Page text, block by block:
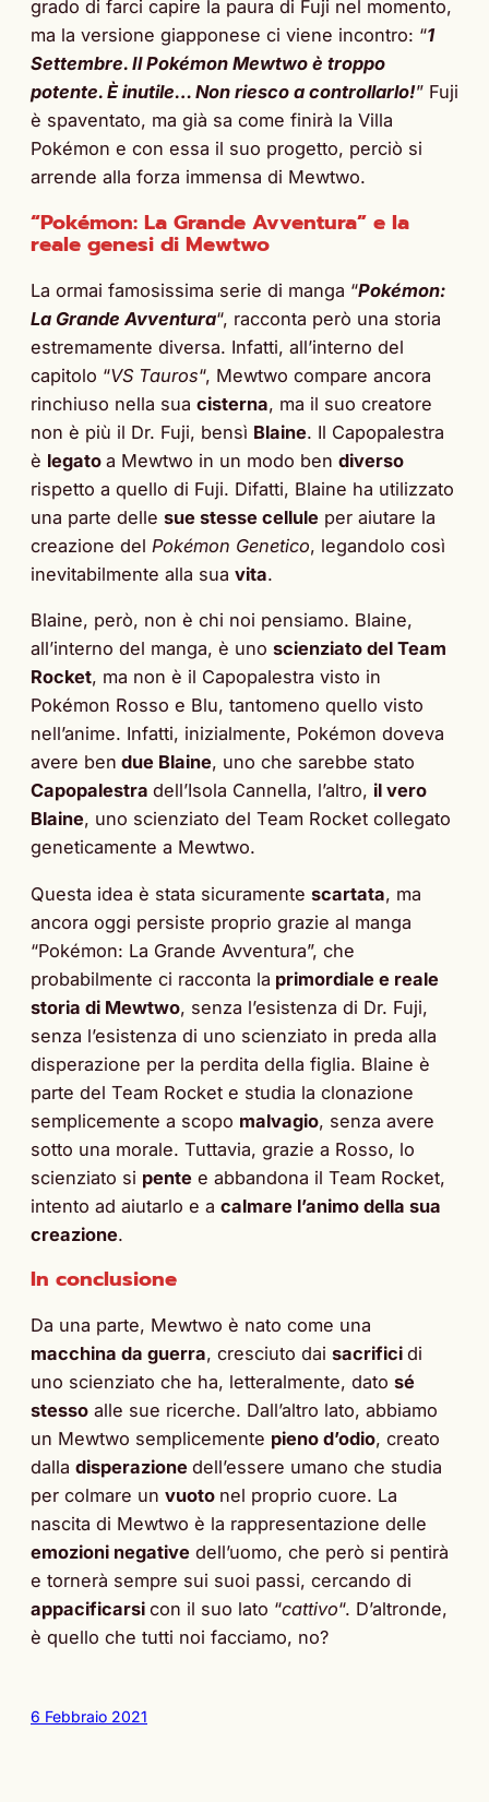
grado di farci capire la paura di Fuji nel momento,
ma la versione giapponese ci viene incontro: “1
Settembre. Il Pokémon Mewtwo è troppo
potente. È inutile… Non riesco a controllarlo!” Fuji
è spaventato, ma già sa come finirà la Villa
Pokémon e con essa il suo progetto, perciò si
arrende alla forza immensa di Mewtwo.
“Pokémon: La Grande Avventura” e la
reale genesi di Mewtwo
La ormai famosissima serie di manga “Pokémon:
La Grande Avventura“, racconta però una storia
estremamente diversa. Infatti, all’interno del
capitolo “VS Tauros“, Mewtwo compare ancora
rinchiuso nella sua cisterna, ma il suo creatore
non è più il Dr. Fuji, bensì Blaine. Il Capopalestra
è legato a Mewtwo in un modo ben diverso
rispetto a quello di Fuji. Difatti, Blaine ha utilizzato
una parte delle sue stesse cellule per aiutare la
creazione del Pokémon Genetico, legandolo così
inevitabilmente alla sua vita.
Blaine, però, non è chi noi pensiamo. Blaine,
all’interno del manga, è uno scienziato del Team
Rocket, ma non è il Capopalestra visto in
Pokémon Rosso e Blu, tantomeno quello visto
nell’anime. Infatti, inizialmente, Pokémon doveva
avere ben due Blaine, uno che sarebbe stato
Capopalestra dell’Isola Cannella, l’altro, il vero
Blaine, uno scienziato del Team Rocket collegato
geneticamente a Mewtwo.
Questa idea è stata sicuramente scartata, ma
ancora oggi persiste proprio grazie al manga
“Pokémon: La Grande Avventura”, che
probabilmente ci racconta la primordiale e reale
storia di Mewtwo, senza l’esistenza di Dr. Fuji,
senza l’esistenza di uno scienziato in preda alla
disperazione per la perdita della figlia. Blaine è
parte del Team Rocket e studia la clonazione
semplicemente a scopo malvagio, senza avere
sotto una morale. Tuttavia, grazie a Rosso, lo
scienziato si pente e abbandona il Team Rocket,
intento ad aiutarlo e a calmare l’animo della sua
creazione.
In conclusione
Da una parte, Mewtwo è nato come una
macchina da guerra, cresciuto dai sacrifici di
uno scienziato che ha, letteralmente, dato sé
stesso alle sue ricerche. Dall’altro lato, abbiamo
un Mewtwo semplicemente pieno d’odio, creato
dalla disperazione dell’essere umano che studia
per colmare un vuoto nel proprio cuore. La
nascita di Mewtwo è la rappresentazione delle
emozioni negative dell’uomo, che però si pentirà
e tornerà sempre sui suoi passi, cercando di
appacificarsi con il suo lato “cattivo“. D’altronde,
è quello che tutti noi facciamo, no?
6 Febbraio 2021